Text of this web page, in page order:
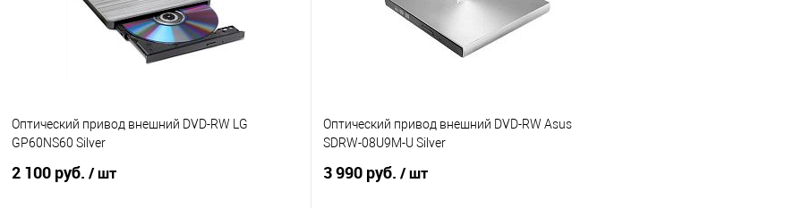
В избранное
Недоступно
В избранное
Недоступно
Оптический привод внешний DVD-RW LG
GP60NS60 Silver
2 100 руб. / шт
Оптический привод внешний DVD-RW Asus
SDRW-08U9M-U Silver
3 990 руб. / шт